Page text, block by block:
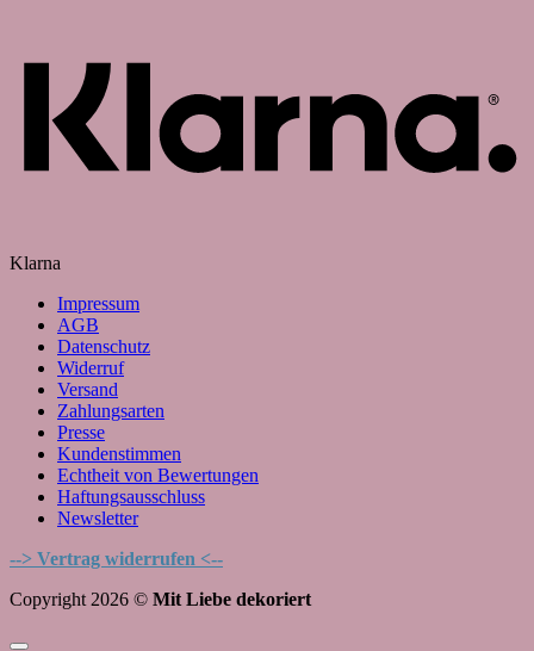
Klarna
Impressum
AGB
Datenschutz
Widerruf
Versand
Zahlungsarten
Presse
Kundenstimmen
Echtheit von Bewertungen
Haftungsausschluss
Newsletter
--> Vertrag widerrufen <--
Copyright 2026 © Mit Liebe dekoriert